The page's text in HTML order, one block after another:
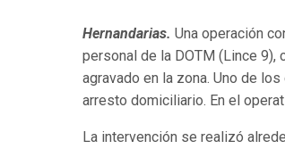
Hernandarias. Una operación
personal de la DOTM (Lince
agravado en la zona. Uno de
arresto domiciliario. En el
La intervención se realizó